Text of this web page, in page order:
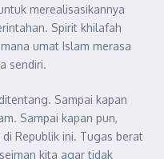
merealisasikannya
Spirit khilafah
umat Islam merasa
sendiri.
Sampai kapan
Sampai kapan pun,
Republik ini. Tugas berat
kita agar tidak